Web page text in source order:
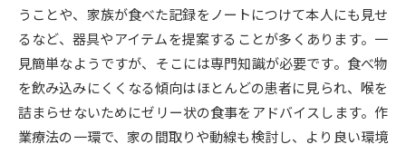
志望校・出願校を調べる
併願校選び 受験スケジュールを立てよう
先輩が入学を決めた理由 テレメール全国一斉進学調査
うことや、家族が食べた記録をノートにつけて本人にも見せ
るなど、器具やアイテムを提案することが多くあります。一
見簡単なようですが、そこには専門知識が必要です。食べ物
を飲み込みにくくなる傾向はほとんどの患者に見られ、喉を
詰まらせないためにゼリー状の食事をアドバイスします。作
業療法の一環で、家の間取りや動線も検討し、より良い環境